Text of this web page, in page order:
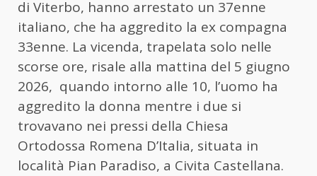
di Viterbo, hanno arrestato un 37enne
italiano, che ha aggredito la ex compagna
33enne. La vicenda, trapelata solo nelle
scorse ore, risale alla mattina del 5 giugno
2026, quando intorno alle 10, l’uomo ha
aggredito la donna mentre i due si
trovavano nei pressi della Chiesa
Ortodossa Romena D’Italia, situata in
località Pian Paradiso, a Civita Castellana.